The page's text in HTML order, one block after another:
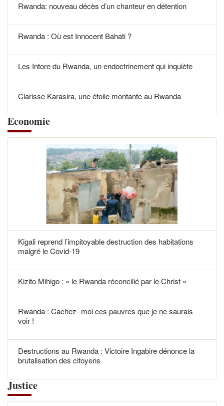
Rwanda: nouveau décès d’un chanteur en détention
Rwanda : Où est Innocent Bahati ?
Les Intore du Rwanda, un endoctrinement qui inquiète
Clarisse Karasira, une étoile montante au Rwanda
Economie
Kigali reprend l’impitoyable destruction des habitations
malgré le Covid-19
Kizito Mihigo : « le Rwanda réconcilié par le Christ »
Rwanda : Cachez- moi ces pauvres que je ne saurais
voir !
Destructions au Rwanda : Victoire Ingabire dénonce la
brutalisation des citoyens
Justice